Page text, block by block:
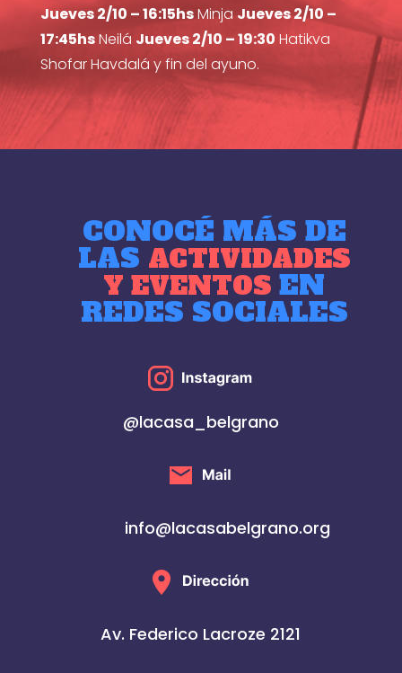
Jueves 2/10 – 16:15hsMinja Jueves 2/10 –
17:45hsNeilá Jueves 2/10 – 19:30 Hatikva
Shofar Havdalá y fin del ayuno.
CONOCÉ MÁS DE
LAS ACTIVIDADES
Y EVENTOSEN
REDES SOCIALES
@lacasa_belgrano
info@lacasabelgrano.org
Av. Federico Lacroze 2121